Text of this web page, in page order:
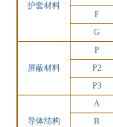
护套材料
F
G
屏蔽材料
P
P2
P3
导体结构
A
B